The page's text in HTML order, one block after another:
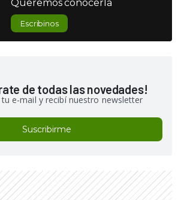
Queremos conocerla
Escribinos
de todas las novedades!
tu e-mail y recibí nuestro newsletter
Suscribirme